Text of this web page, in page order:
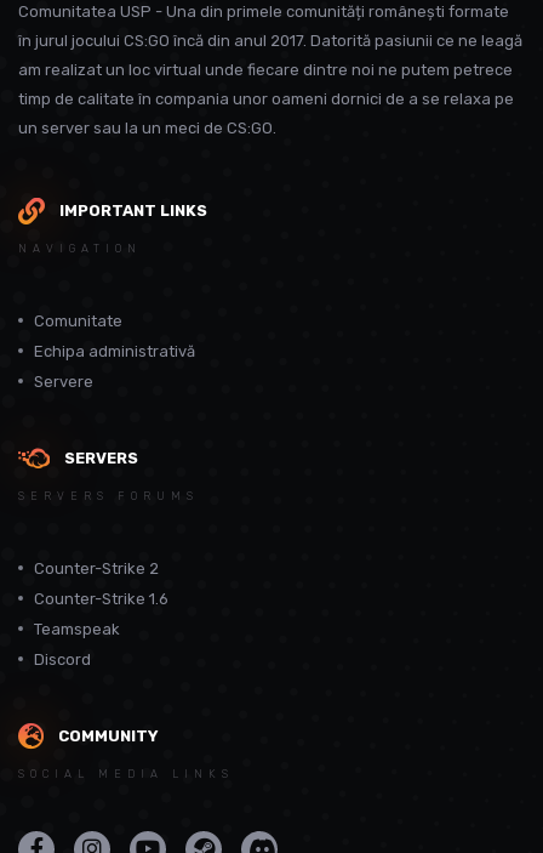
Comunitatea USP - Una din primele comunități românești formate
în jurul jocului CS:GO încă din anul 2017. Datorită pasiunii ce ne leagă
am realizat un loc virtual unde fiecare dintre noi ne putem petrece
timp de calitate în compania unor oameni dornici de a se relaxa pe
un server sau la un meci de CS:GO.
IMPORTANT LINKS
NAVIGATION
Comunitate
Echipa administrativă
Servere
SERVERS
SERVERS FORUMS
Counter-Strike 2
Counter-Strike 1.6
Teamspeak
Discord
COMMUNITY
SOCIAL MEDIA LINKS